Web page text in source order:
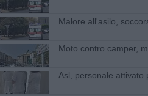
Malore all'asilo,
Moto contro camper,
Asl, personale attivato